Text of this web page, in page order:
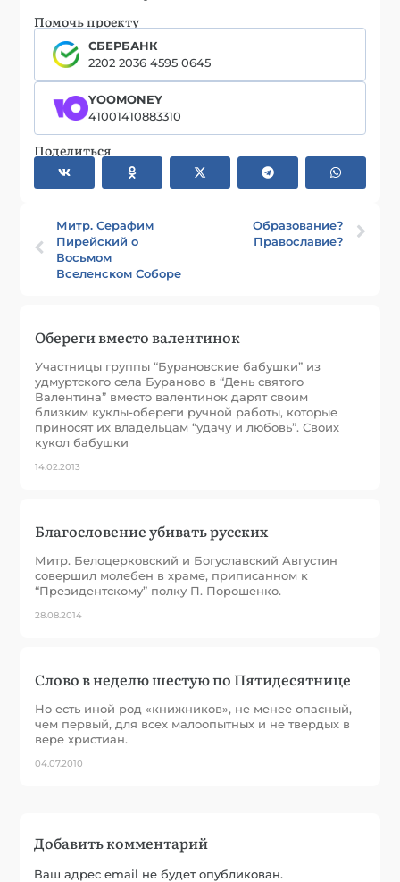
Помочь проекту
СБЕРБАНК
2202 2036 4595 0645
YOOMONEY
41001410883310
Поделиться
Митр. Серафим
Пирейский о
Восьмом
Вселенском Соборе
Образование?
Православие?
Обереги вместо валентинок
Участницы группы “Бурановские бабушки” из
удмуртского села Бураново в “День святого
Валентина” вместо валентинок дарят своим
близким куклы-обереги ручной работы, которые
приносят их владельцам “удачу и любовь”. Своих
кукол бабушки
14.02.2013
Благословение убивать русских
Митр. Белоцерковский и Богуславский Августин
совершил молебен в храме, приписанном к
“Президентскому” полку П. Порошенко.
28.08.2014
Слово в неделю шестую по Пятидесятнице
Но есть иной род «книжников», не менее опасный,
чем первый, для всех малоопытных и не твердых в
вере христиан.
04.07.2010
Добавить комментарий
Ваш адрес email не будет опубликован.